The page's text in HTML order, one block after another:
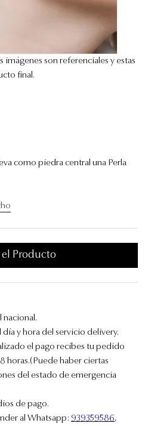
imágenes son referenciales y estas
final.
como piedra central una Perla
Producto
nacional.
día y hora del servicio delivery.
el pago recibes tu pedido
horas.(Puede haber ciertas
del estado de emergencia
de pago.
al Whatsapp: 939359586,